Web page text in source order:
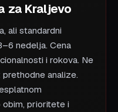
za Kraljevo
ali standardni
nedelja. Cena
i rokova. Ne
analize.
prioritete i